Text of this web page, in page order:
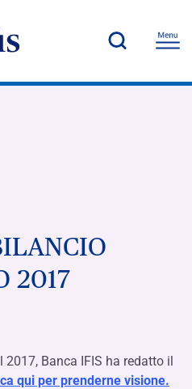
2017
Banca IFIS ha redatto il
qui per prenderne visione.